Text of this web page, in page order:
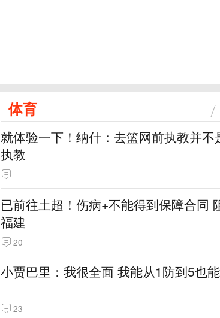
体育
就体验一下！纳什：去篮网前执教并
执教
已前往土超！伤病+不能得到保障合同
福建
20
小贾巴里：我很全面 我能从1防到5也
23